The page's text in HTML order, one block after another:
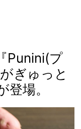
Punini(プ
ぎゅっと
場。